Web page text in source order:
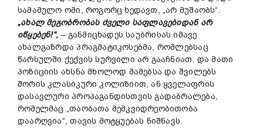
სამამულო ომი, როგორც ხედავთ, „არ მუშაობს“.
„ახალ მეგობრობას ძველი საფლავებიდან არ
იწყებენ!“, –განმიცხადეს საუბრისას იმავე
ახალგაზრდა პრაგმატიკოსებმა, რომლებსაც
წარსულში ქექვის სურვილი არ გააჩნიათ. და მათი
პოზიციის ახსნა მხოლოდ მამებსა და შვილებს
შორის კლასიკური კოლიზიით, ან ყველაფრის
დასავლური პროპაგანდისთვის გადაბრალება,
რომელმაც „თაობათა მემკვიდრეობითობა
დაარღვია“, თავის მოტყუებას ნიშნავს.